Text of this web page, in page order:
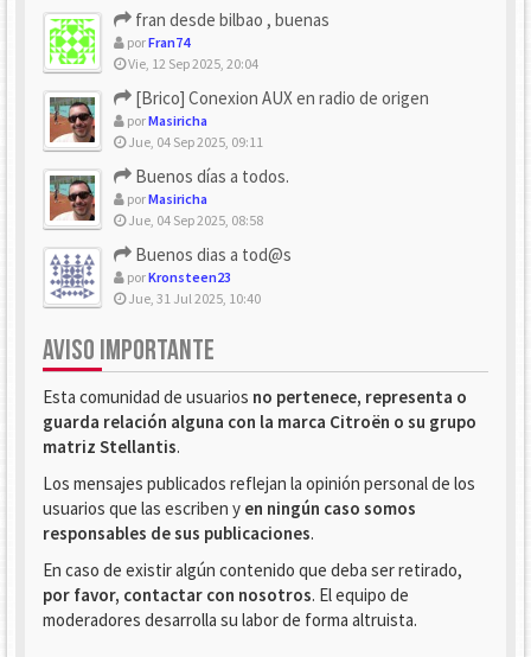
fran desde bilbao , buenas
porFran74
Vie, 12 Sep 2025, 20:04
[Brico] Conexion AUX en radio de origen
porMasiricha
Jue, 04 Sep 2025, 09:11
Buenos días a todos.
porMasiricha
Jue, 04 Sep 2025, 08:58
Buenos dias a tod@s
porKronsteen23
Jue, 31 Jul 2025, 10:40
AVISO IMPORTANTE
Esta comunidad de usuarios no pertenece, representa o
guarda relación alguna con la marca Citroën o su grupo
matriz Stellantis.
Los mensajes publicados reflejan la opinión personal de los
usuarios que las escriben y en ningún caso somos
responsables de sus publicaciones.
En caso de existir algún contenido que deba ser retirado,
por favor, contactar con nosotros. El equipo de
moderadores desarrolla su labor de forma altruista.